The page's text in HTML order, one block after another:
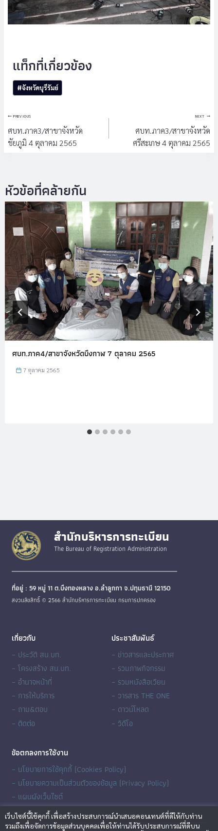
Post
Tags:
#จังหวัดบุรีรัมย์
แนะแนว
PREVIOUS
ศบท.ภาค3/สาขาจังหวัด
ชัยภูมิ 4 ตุลาคม 2565
NEXT
ศบท.ภาค3/สาขาจังหวัด
ศรีสะเกษ 4 ตุลาคม 2565
ศบท.ภาค4/สาขาจังหวัดบึงกาฬ 7 ตุลาคม 2565
7 ตุลาคม 2565
สำนักบริหารการทะเบียน
The Bureau of Registration Administration
ที่อยู่ : 59 หมู่ 11 ต.บึงทองหลาง อ.ลำลูกกา จ.ปทุมธานี 12150
สงวนลิขสิทธิ์ © 2566 สำนักบริหารการทะเบียน กรมการปกครอง
เกี่ยวกับ
– ประวัติ สน.บท.
– โครงสร้าง สน.บท.
– อำนาจหน้าที่
– การให้บริการ
– ถาม&ตอบ
– ติดต่อ
ประชาสัมพันธ์
– ข่าวสารและประกาศ
– รวมภาพกิจกรรม
– รวมหนังสือเวียน
– วารสาร THE ONE
– ดาวน์โหลด
– วิดีโอ
ข้อตกลงการใช้งาน
– นโยบายการใช้คุกกี้ (Cookies Policy)
– นโยบายความเป็นส่วนตัวของข้อมูล (Privacy Policy)
– แผนผังเว็บไซต์
เว็บไซต์นี้ใช้คุกกี้ เพื่อสร้างประสบการณ์นำเสนอคอนเทนต์ที่ดีให้กับท่าน
รวมถึงเพื่อจัดการข้อมูลส่วนบุคคลเพื่อให้ท่านได้รับประสบการณ์ที่ดีบน